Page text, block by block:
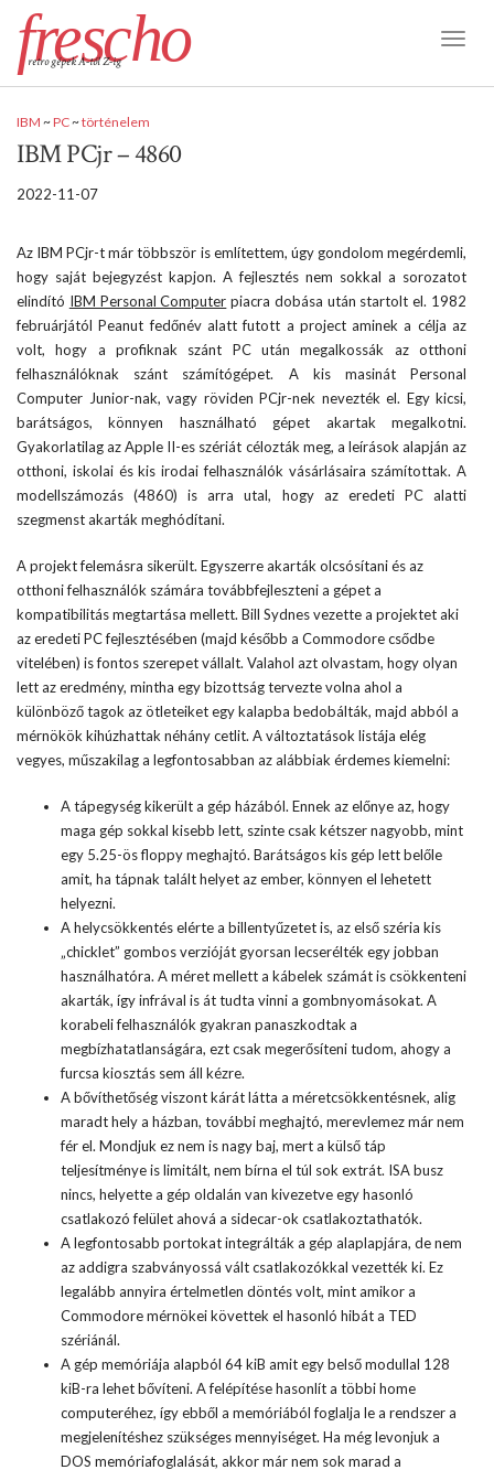
frescho
retro gépek A-tól Z-ig
IBM ~PC~történelem
IBM PCjr – 4860
2022-11-07
Az IBM PCjr-t már többször is említettem, úgy gondolom megérdemli,
hogy saját bejegyzést kapjon. A fejlesztés nem sokkal a sorozatot
elindító IBM Personal Computer piacra dobása után startolt el. 1982
februárjától Peanut fedőnév alatt futott a project aminek a célja az
volt, hogy a profiknak szánt PC után megalkossák az otthoni
felhasználóknak szánt számítógépet. A kis masinát Personal
Computer Junior-nak, vagy röviden PCjr-nek nevezték el. Egy kicsi,
barátságos, könnyen használható gépet akartak megalkotni.
Gyakorlatilag az Apple II-es szériát célozták meg, a leírások alapján az
otthoni, iskolai és kis irodai felhasználók vásárlásaira számítottak. A
modellszámozás (4860) is arra utal, hogy az eredeti PC alatti
szegmenst akarták meghódítani.
A projekt felemásra sikerült. Egyszerre akarták olcsósítani és az
otthoni felhasználók számára továbbfejleszteni a gépet a
kompatibilitás megtartása mellett. Bill Sydnes vezette a projektet aki
az eredeti PC fejlesztésében (majd később a Commodore csődbe
vitelében) is fontos szerepet vállalt. Valahol azt olvastam, hogy olyan
lett az eredmény, mintha egy bizottság tervezte volna ahol a
különböző tagok az ötleteiket egy kalapba bedobálták, majd abból a
mérnökök kihúzhattak néhány cetlit. A változtatások listája elég
vegyes, műszakilag a legfontosabban az alábbiak érdemes kiemelni:
A tápegység kikerült a gép házából. Ennek az előnye az, hogy
maga gép sokkal kisebb lett, szinte csak kétszer nagyobb, mint
egy 5.25-ös floppy meghajtó. Barátságos kis gép lett belőle
amit, ha tápnak talált helyet az ember, könnyen el lehetett
helyezni.
A helycsökkentés elérte a billentyűzetet is, az első széria kis
„chicklet” gombos verzióját gyorsan lecserélték egy jobban
használhatóra. A méret mellett a kábelek számát is csökkenteni
akarták, így infrával is át tudta vinni a gombnyomásokat. A
korabeli felhasználók gyakran panaszkodtak a
megbízhatatlanságára, ezt csak megerősíteni tudom, ahogy a
furcsa kiosztás sem áll kézre.
A bővíthetőség viszont kárát látta a méretcsökkentésnek, alig
maradt hely a házban, további meghajtó, merevlemez már nem
fér el. Mondjuk ez nem is nagy baj, mert a külső táp
teljesítménye is limitált, nem bírna el túl sok extrát. ISA busz
nincs, helyette a gép oldalán van kivezetve egy hasonló
csatlakozó felület ahová a sidecar-ok csatlakoztathatók.
A legfontosabb portokat integrálták a gép alaplapjára, de nem
az addigra szabványossá vált csatlakozókkal vezették ki. Ez
legalább annyira értelmetlen döntés volt, mint amikor a
Commodore mérnökei követtek el hasonló hibát a TED
szériánál.
A gép memóriája alapból 64 kiB amit egy belső modullal 128
kiB-ra lehet bővíteni. A felépítése hasonlít a többi home
computeréhez, így ebből a memóriából foglalja le a rendszer a
megjelenítéshez szükséges mennyiséget. Ha még levonjuk a
DOS memóriafoglalását, akkor már nem sok marad a